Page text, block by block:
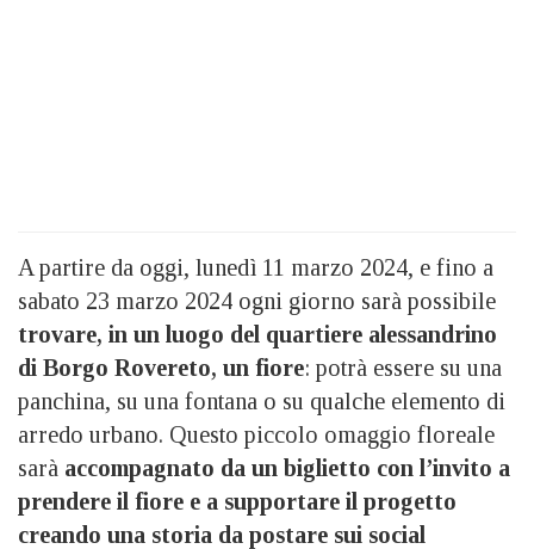
A partire da oggi, lunedì 11 marzo 2024, e fino a
sabato 23 marzo 2024 ogni giorno sarà possibile
trovare, in un luogo del quartiere alessandrino
di Borgo Rovereto, un fiore: potrà essere su una
panchina, su una fontana o su qualche elemento di
arredo urbano. Questo piccolo omaggio floreale
sarà accompagnato da un biglietto con l’invito a
prendere il fiore e a supportare il progetto
creando una storia da postare sui social